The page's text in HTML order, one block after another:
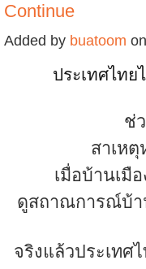
Continue
Added by buatoom
ประเทศไทย
ช่
สาเห
เมื่อบ้านเมื
ดูสถาณการณ์บ้า
จริงแล้วประเทศ